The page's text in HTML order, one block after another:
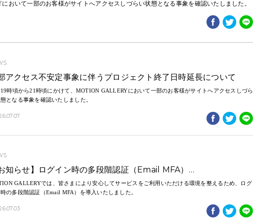
おいて一部のお客様がサイトへアクセスしづらい状態となる事象を確認いたしました。
アクセス不安定事象に伴うプロジェクト終了日時延長について
時頃から21時頃にかけて、MOTION GALLERYにおいて一部のお客様がサイトへアクセスしづら
となる事象を確認いたしました。
お知らせ】ログイン時の多段階認証（Email MFA）…
GALLERYでは、皆さまにより安心してサービスをご利用いただける環境を整えるため、ログ
の多段階認証（Email MFA）を導入いたしました。